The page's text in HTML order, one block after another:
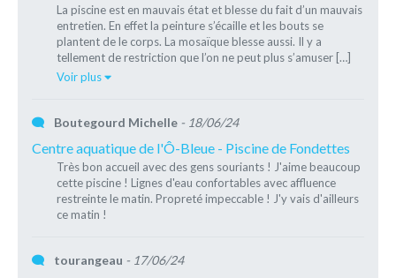
La piscine est en mauvais état et blesse du fait d’un mauvais
entretien. En effet la peinture s’écaille et les bouts se
plantent de le corps. La mosaïque blesse aussi. Il y a
tellement de restriction que l’on ne peut plus s’amuser […]
Voir plus
Boutegourd Michelle - 18/06/24
Centre aquatique de l'Ô-Bleue - Piscine de Fondettes
Très bon accueil avec des gens souriants ! J'aime beaucoup
cette piscine ! Lignes d'eau confortables avec affluence
restreinte le matin. Propreté impeccable ! J'y vais d'ailleurs
ce matin !
tourangeau - 17/06/24